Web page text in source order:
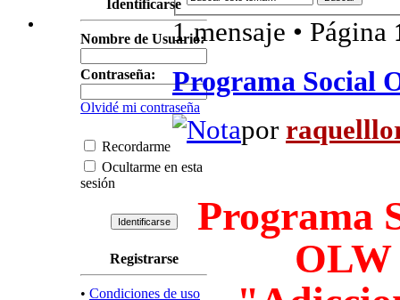
Identificarse
Nombre de Usuario:
Contraseña:
Olvidé mi contraseña
Recordarme
Ocultarme en esta
sesión
Registrarse
• Condiciones de uso
1 mensaje • Página
Programa Social
por
Programa
OLW